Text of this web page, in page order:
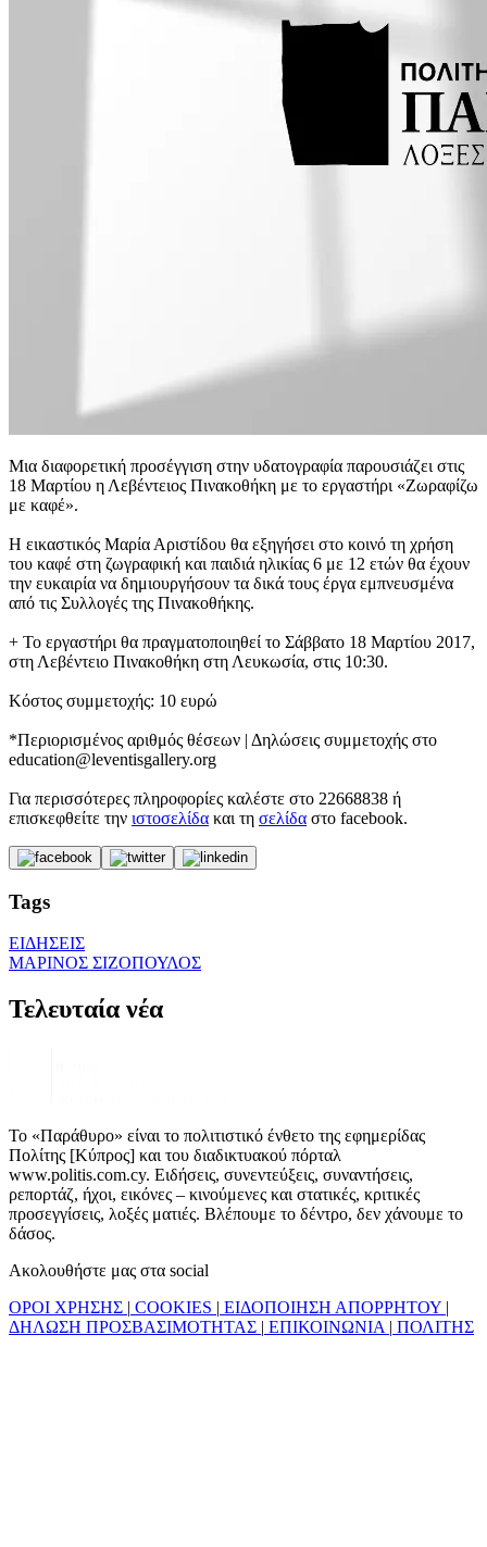
Μια διαφορετική προσέγγιση στην υδατογραφία παρουσιάζει στις
18 Μαρτίου η Λεβέντειος Πινακοθήκη με το εργαστήρι «Ζωραφίζω
με καφέ».
Η εικαστικός Μαρία Αριστίδου θα εξηγήσει στο κοινό τη χρήση
του καφέ στη ζωγραφική και παιδιά ηλικίας 6 με 12 ετών θα έχουν
την ευκαιρία να δημιουργήσουν τα δικά τους έργα εμπνευσμένα
από τις Συλλογές της Πινακοθήκης.
+ Το εργαστήρι θα πραγματοποιηθεί το Σάββατο 18 Μαρτίου 2017,
στη Λεβέντειο Πινακοθήκη στη Λευκωσία, στις 10:30.
Κόστος συμμετοχής: 10 ευρώ
*Περιορισμένος αριθμός θέσεων | Δηλώσεις συμμετοχής στο
education@leventisgallery.org
Για περισσότερες πληροφορίες καλέστε στο 22668838 ή
επισκεφθείτε την ιστοσελίδα και τη σελίδα στο facebook.
Tags
ΕΙΔΗΣΕΙΣ
ΜΑΡΙΝΟΣ ΣΙΖΟΠΟΥΛΟΣ
Τελευταία νέα
Το «Παράθυρο» είναι το πολιτιστικό ένθετο της εφημερίδας
Πολίτης [Κύπρος] και του διαδικτυακού πόρταλ
www.politis.com.cy. Ειδήσεις, συνεντεύξεις, συναντήσεις,
ρεπορτάζ, ήχοι, εικόνες – κινούμενες και στατικές, κριτικές
προσεγγίσεις, λοξές ματιές. Βλέπουμε το δέντρο, δεν χάνουμε το
δάσος.
Ακολουθήστε μας στα social
ΟΡΟΙ ΧΡΗΣΗΣ | COOKIES | ΕΙΔΟΠΟΙΗΣΗ ΑΠΟΡΡΗΤΟΥ |
ΔΗΛΩΣΗ ΠΡΟΣΒΑΣΙΜΟΤΗΤΑΣ | ΕΠΙΚΟΙΝΩΝΙΑ | ΠΟΛΙΤΗΣ